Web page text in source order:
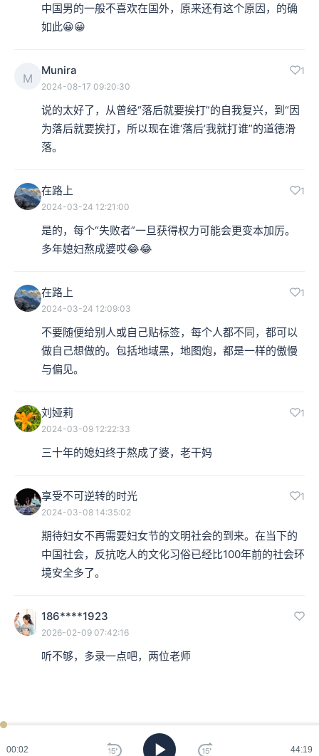
00:02 44:19
中国男的一般不喜欢在国外，原来还有这个原因，的确
如此😀😀
M
Munira 1
2024-08-17 09:20:30
说的太好了，从曾经“落后就要挨打”的自我复兴，到“因
为落后就要挨打，所以现在谁‘落后’我就打谁”的道德滑
落。
在路上 1
2024-03-24 12:21:00
是的，每个“失败者”一旦获得权力可能会更变本加厉。
多年媳妇熬成婆哎😂😂
在路上 1
2024-03-24 12:09:03
不要随便给别人或自己贴标签，每个人都不同，都可以
做自己想做的。包括地域黑，地图炮，都是一样的傲慢
与偏见。
刘娅莉 1
2024-03-09 12:22:33
三十年的媳妇终于熬成了婆，老干妈
享受不可逆转的时光 1
2024-03-08 14:35:02
期待妇女不再需要妇女节的文明社会的到来。在当下的
中国社会，反抗吃人的文化习俗已经比100年前的社会环
境安全多了。
186****1923
2026-02-09 07:42:16
听不够，多录一点吧，两位老师